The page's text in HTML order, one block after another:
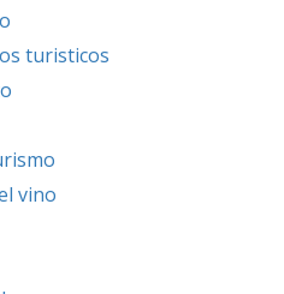
turisticos
vino